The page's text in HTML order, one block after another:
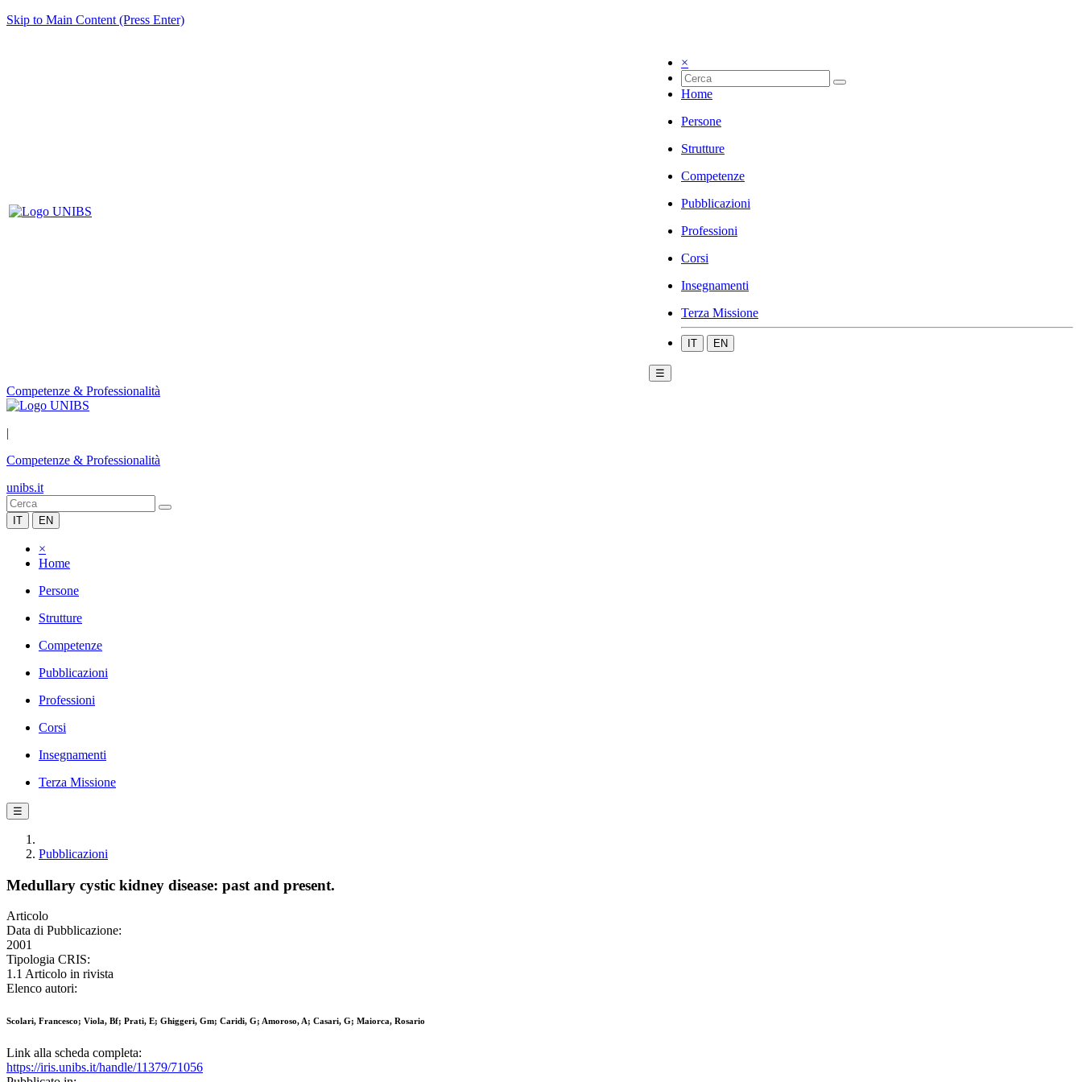
Skip to Main Content (Press Enter)
×
Home
Persone
Strutture
Competenze
Pubblicazioni
Professioni
Corsi
Insegnamenti
Terza Missione
IT EN
☰
Competenze & Professionalità
|
Competenze & Professionalità
unibs.it
IT EN
×
Home
Persone
Strutture
Competenze
Pubblicazioni
Professioni
Corsi
Insegnamenti
Terza Missione
☰
Pubblicazioni
Medullary cystic kidney disease: past and present.
Articolo
Data di Pubblicazione:
2001
Tipologia CRIS:
1.1 Articolo in rivista
Elenco autori:
Scolari, Francesco; Viola, Bf; Prati, E; Ghiggeri, Gm; Caridi, G; Amoroso, A; Casari, G; Maiorca, Rosario
Link alla scheda completa:
https://iris.unibs.it/handle/11379/71056